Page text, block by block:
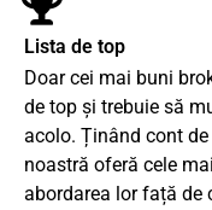
Lista de top
Doar cei mai buni
de top și trebuie să
acolo. Ținând cont
noastră oferă cele
abordarea lor față de